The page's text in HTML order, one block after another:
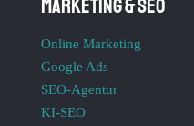
Marketing & SEO
Online Marketing
Google Ads
SEO-Agentur
KI-SEO